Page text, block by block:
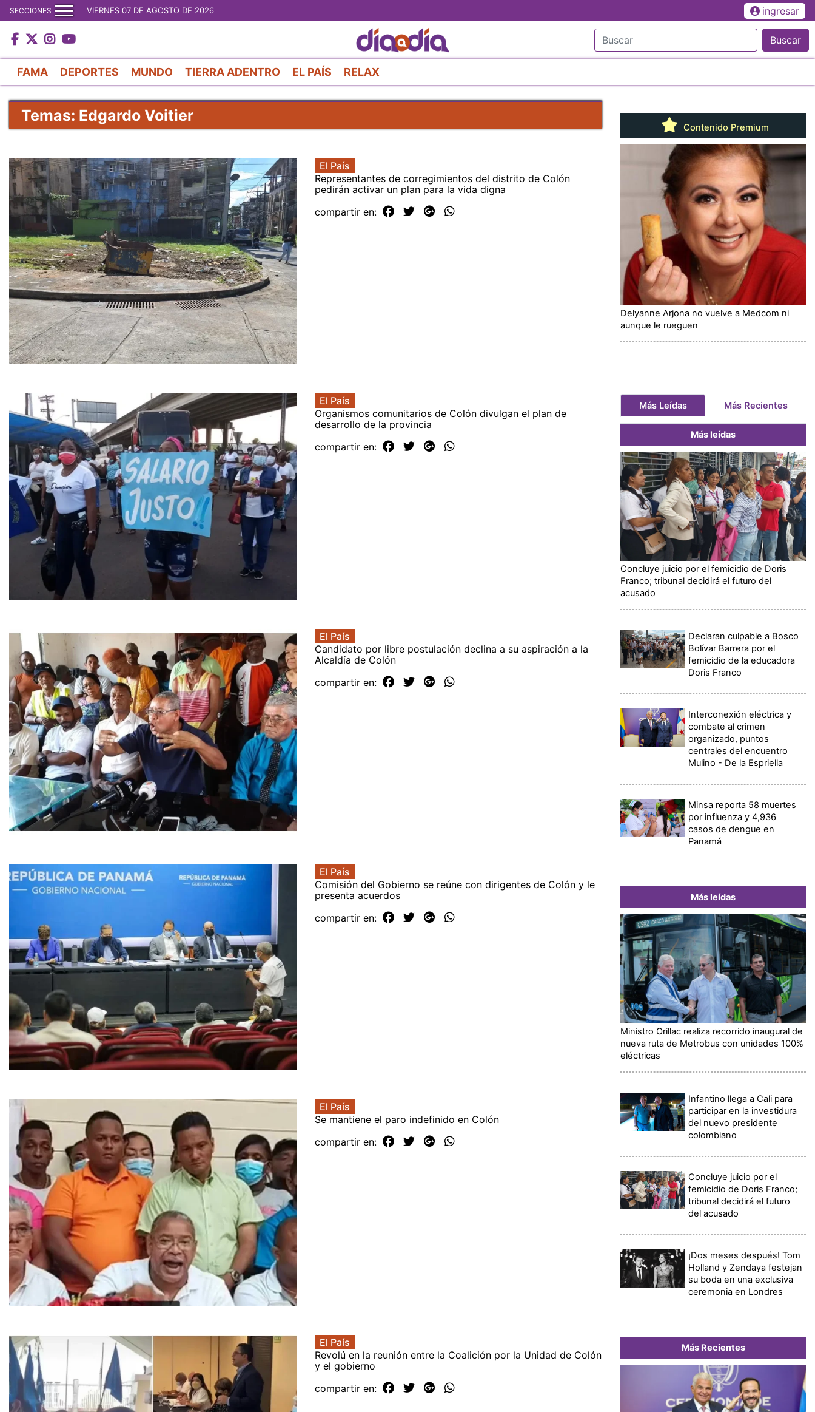
al
contenido
principal
SECCIONES VIERNES 07 DE AGOSTO DE 2026 ingresar
Buscar
FAMA DEPORTES MUNDO TIERRA ADENTRO EL PAÍS RELAX
Temas: Edgardo Voitier
El País
Representantes de corregimientos del distrito de Colón
pedirán activar un plan para la vida digna
compartir en:
El País
Organismos comunitarios de Colón divulgan el plan de
desarrollo de la provincia
compartir en:
El País
Candidato por libre postulación declina a su aspiración a la
Alcaldía de Colón
compartir en:
El País
Comisión del Gobierno se reúne con dirigentes de Colón y le
presenta acuerdos
compartir en:
El País
Se mantiene el paro indefinido en Colón
compartir en:
El País
Revolú en la reunión entre la Coalición por la Unidad de Colón
y el gobierno
compartir en:
Contenido Premium
Delyanne Arjona no vuelve a Medcom ni
aunque le rueguen
Más Leídas Más Recientes
Más leídas
Concluye juicio por el femicidio de Doris
Franco; tribunal decidirá el futuro del
acusado
Declaran culpable a Bosco
Bolívar Barrera por el
femicidio de la educadora
Doris Franco
Interconexión eléctrica y
combate al crimen
organizado, puntos
centrales del encuentro
Mulino - De la Espriella
Minsa reporta 58 muertes
por influenza y 4,936
casos de dengue en
Panamá
Más leídas
Ministro Orillac realiza recorrido inaugural de
nueva ruta de Metrobus con unidades 100%
eléctricas
Infantino llega a Cali para
participar en la investidura
del nuevo presidente
colombiano
Concluye juicio por el
femicidio de Doris Franco;
tribunal decidirá el futuro
del acusado
¡Dos meses después! Tom
Holland y Zendaya festejan
su boda en una exclusiva
ceremonia en Londres
Más Recientes